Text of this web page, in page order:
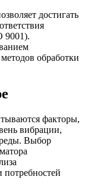
достигать
9001).
обработки
факторы,
вибрации,
Выбор
потребностей